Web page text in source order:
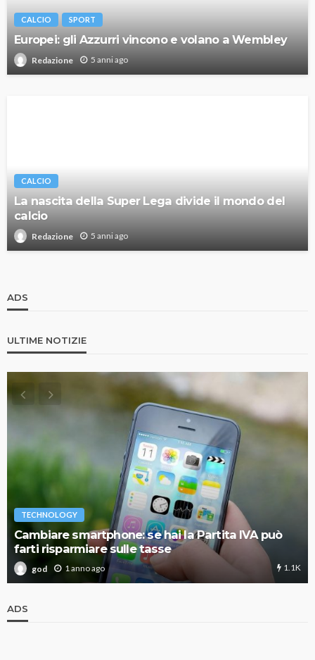
CALCIO SPORT
Europei: gli Azzurri vincono e volano a Wembley
Redazione 5 anni ago
CALCIO
La nascita della Super Lega divide il mondo del
calcio
Redazione 5 anni ago
ADS
ULTIME NOTIZIE
TECHNOLOGY
Cambiare smartphone: se hai la Partita IVA può
farti risparmiare sulle tasse
god 1 anno ago 1.1K
ADS